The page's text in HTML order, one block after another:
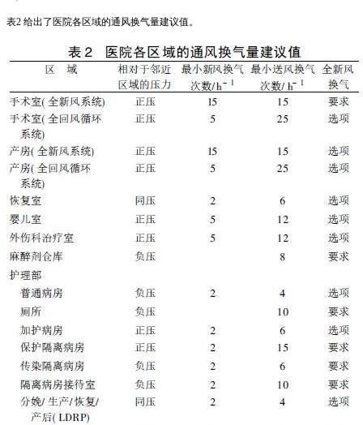
表2 给出了医院各区域的通风换气量建议值。